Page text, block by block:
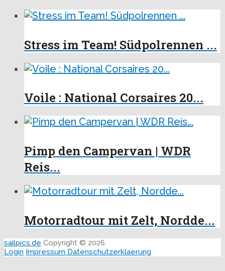
Stress im Team! Südpolrennen ...
Voile : National Corsaires 20...
Pimp den Campervan | WDR
Reis...
Motorradtour mit Zelt, Nordde...
sailpics.de Copyright © 2026.
Login Impressum Datenschutzerklaerung